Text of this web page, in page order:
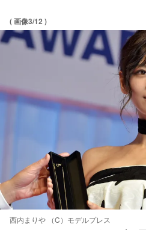
( 画像3/12 )
西内まりや （C）モデルプレス